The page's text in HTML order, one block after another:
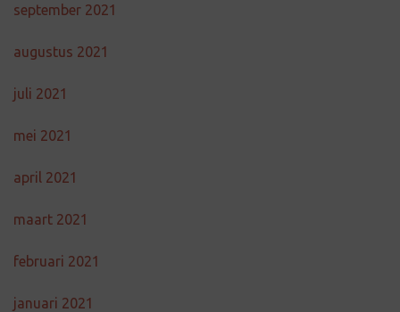
september 2021
augustus 2021
juli 2021
mei 2021
april 2021
maart 2021
februari 2021
januari 2021